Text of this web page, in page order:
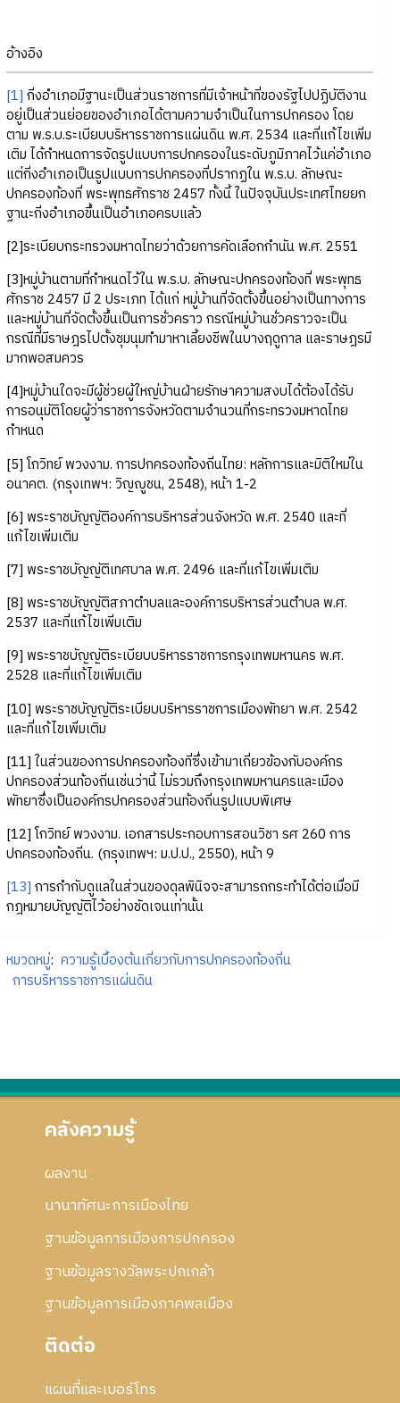
อ้างอิง
[1] กิ่งอำเภอมีฐานะเป็นส่วนราชการที่มีเจ้าหน้าที่ของรัฐไปปฏิบัติงาน
อยู่เป็นส่วนย่อยของอำเภอได้ตามความจำเป็นในการปกครอง โดย
ตาม พ.ร.บ.ระเบียบบริหารราชการแผ่นดิน พ.ศ. 2534 และที่แก้ไขเพิ่ม
เติม ได้กำหนดการจัดรูปแบบการปกครองในระดับภูมิภาคไว้แค่อำเภอ
แต่กิ่งอำเภอเป็นรูปแบบการปกครองที่ปรากฏใน พ.ร.บ. ลักษณะ
ปกครองท้องที่ พระพุทธศักราช 2457 ทั้งนี้ ในปัจจุบันประเทศไทยยก
ฐานะกิ่งอำเภอขึ้นเป็นอำเภอครบแล้ว
[2]ระเบียบกระทรวงมหาดไทยว่าด้วยการคัดเลือกกำนัน พ.ศ. 2551
[3]หมู่บ้านตามที่กำหนดไว้ใน พ.ร.บ. ลักษณะปกครองท้องที่ พระพุทธ
ศักราช 2457 มี 2 ประเภท ได้แก่ หมู่บ้านที่จัดตั้งขึ้นอย่างเป็นทางการ
และหมู่บ้านที่จัดตั้งขึ้นเป็นการชั่วคราว กรณีหมู่บ้านชั่วคราวจะเป็น
กรณีที่มีราษฎรไปตั้งชุมนุมทำมาหาเลี้ยงชีพในบางฤดูกาล และราษฎรมี
มากพอสมควร
[4]หมู่บ้านใดจะมีผู้ช่วยผู้ใหญ่บ้านฝ่ายรักษาความสงบได้ต้องได้รับ
การอนุมัติโดยผู้ว่าราชการจังหวัดตามจำนวนที่กระทรวงมหาดไทย
กำหนด
[5] โกวิทย์ พวงงาม. การปกครองท้องถิ่นไทย: หลักการและมิติใหม่ใน
อนาคต. (กรุงเทพฯ: วิญญูชน, 2548), หน้า 1-2
[6] พระราชบัญญัติองค์การบริหารส่วนจังหวัด พ.ศ. 2540 และที่
แก้ไขเพิ่มเติม
[7] พระราชบัญญัติเทศบาล พ.ศ. 2496 และที่แก้ไขเพิ่มเติม
[8] พระราชบัญญัติสภาตำบลและองค์การบริหารส่วนตำบล พ.ศ.
2537 และที่แก้ไขเพิ่มเติม
[9] พระราชบัญญัติระเบียบบริหารราชการกรุงเทพมหานคร พ.ศ.
2528 และที่แก้ไขเพิ่มเติม
[10] พระราชบัญญัติระเบียบบริหารราชการเมืองพัทยา พ.ศ. 2542
และที่แก้ไขเพิ่มเติม
[11] ในส่วนของการปกครองท้องที่ซึ่งเข้ามาเกี่ยวข้องกับองค์กร
ปกครองส่วนท้องถิ่นเช่นว่านี้ ไม่รวมถึงกรุงเทพมหานครและเมือง
พัทยาซึ่งเป็นองค์กรปกครองส่วนท้องถิ่นรูปแบบพิเศษ
[12] โกวิทย์ พวงงาม. เอกสารประกอบการสอนวิชา รศ 260 การ
ปกครองท้องถิ่น. (กรุงเทพฯ: ม.ป.ป., 2550), หน้า 9
[13] การกำกับดูแลในส่วนของดุลพินิจจะสามารถกระทำได้ต่อเมื่อมี
กฎหมายบัญญัติไว้อย่างชัดเจนเท่านั้น
หมวดหมู่: ความรู้เบื้องต้นเกี่ยวกับการปกครองท้องถิ่น
การบริหารราชการแผ่นดิน
คลังความรู้
ผลงาน
นานาทัศนะการเมืองไทย
ฐานข้อมูลการเมืองการปกครอง
ฐานข้อมูลรางวัลพระปกเกล้า
ฐานข้อมูลการเมืองภาคพลเมือง
ติดต่อ
แผนที่และเบอร์โทร